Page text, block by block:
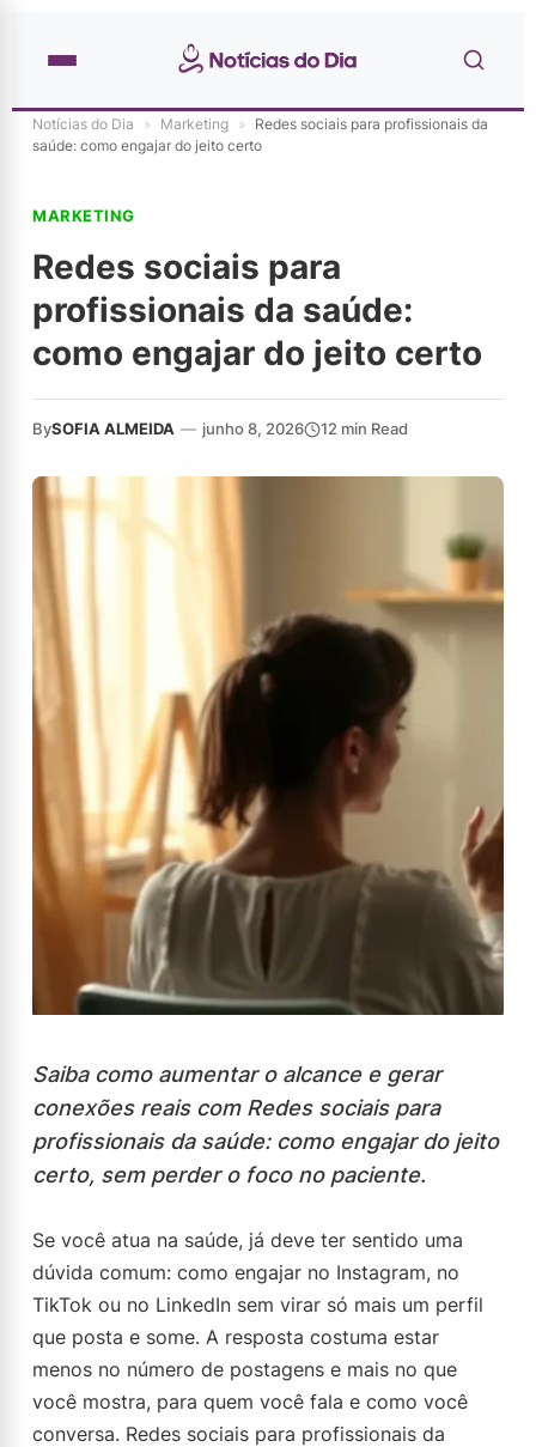
Notícias do Dia » Marketing » Redes sociais para profissionais da
saúde: como engajar do jeito certo
MARKETING
Redes sociais para
profissionais da saúde:
como engajar do jeito certo
BySOFIA ALMEIDA — junho 8, 2026 12 min Read
Saiba como aumentar o alcance e gerar
conexões reais com Redes sociais para
profissionais da saúde: como engajar do jeito
certo, sem perder o foco no paciente.
Se você atua na saúde, já deve ter sentido uma
dúvida comum: como engajar no Instagram, no
TikTok ou no LinkedIn sem virar só mais um perfil
que posta e some. A resposta costuma estar
menos no número de postagens e mais no que
você mostra, para quem você fala e como você
conversa. Redes sociais para profissionais da